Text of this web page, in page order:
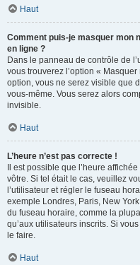
Haut
Comment puis-je masquer mon
en ligne ?
Dans le panneau de contrôle de
vous trouverez l’option «
option, vous ne serez visible que
vous-même. Vous serez alors
invisible.
Haut
L’heure n’est pas correcte !
Il est possible que l’heure
vôtre. Si tel était le cas, veuillez
l’utilisateur et régler le fuseau
exemple Londres, Paris, New
du fuseau horaire, comme la
qu’aux utilisateurs inscrits. Si
le faire.
Haut